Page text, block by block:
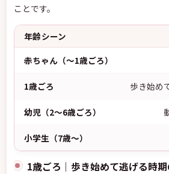
ことです。
年齢シーン
赤ちゃん（〜1歳ごろ）
1歳ごろ 歩き始め
幼児（2〜6歳ごろ）
小学生（7歳〜）
1歳ごろ｜歩き始めて逃げる時